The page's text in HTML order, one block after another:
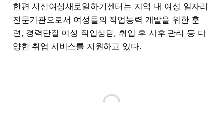
한편 서산여성새로일하기센터는 지역 내 여성 일자리
전문기관으로서 여성들의 직업능력 개발을 위한 훈
련, 경력단절 여성 직업상담, 취업 후 사후 관리 등 다
양한 취업 서비스를 지원하고 있다.